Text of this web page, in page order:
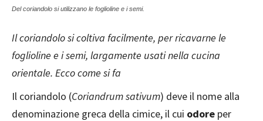
Del coriandolo si utilizzano le foglioline e i semi.
Il coriandolo si coltiva facilmente, per ricavarne le
foglioline e i semi, largamente usati nella cucina
orientale. Ecco come si fa
Il coriandolo (Coriandrum sativum) deve il nome alla
denominazione greca della cimice, il cui odore per